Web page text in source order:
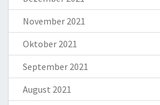
November 2021
Oktober 2021
September 2021
August 2021